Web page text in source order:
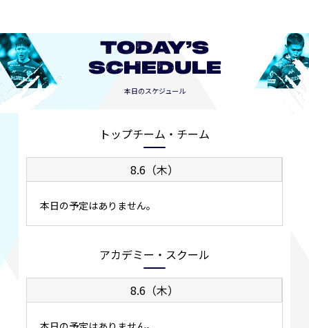
TODAY’S
SCHEDULE
本日のスケジュール
トップチーム・チーム
8.6（木）
本日の予定はありません。
アカデミー・スクール
8.6（木）